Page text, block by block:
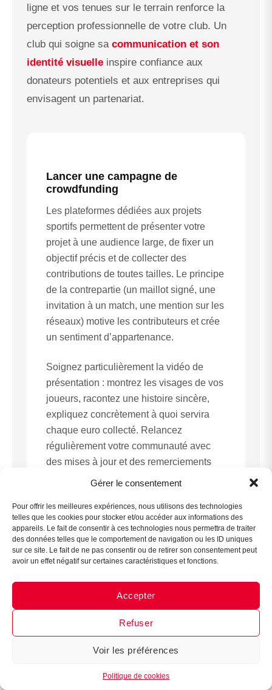
Gérer le consentement
Pour offrir les meilleures expériences, nous utilisons des technologies
telles que les cookies pour stocker et/ou accéder aux informations des
appareils. Le fait de consentir à ces technologies nous permettra de traiter
des données telles que le comportement de navigation ou les ID uniques
sur ce site. Le fait de ne pas consentir ou de retirer son consentement peut
avoir un effet négatif sur certaines caractéristiques et fonctions.
Accepter
Refuser
Voir les préférences
Politique de cookies
Messenger · Instagram
ligne et vos tenues sur le terrain renforce la
perception professionnelle de votre club. Un
club qui soigne sa communication et son
identité visuelle inspire confiance aux
donateurs potentiels et aux entreprises qui
envisagent un partenariat.
Lancer une campagne de
crowdfunding
Les plateformes dédiées aux projets
sportifs permettent de présenter votre
projet à une audience large, de fixer un
objectif précis et de collecter des
contributions de toutes tailles. Le principe
de la contrepartie (un maillot signé, une
invitation à un match, une mention sur les
réseaux) motive les contributeurs et crée
un sentiment d’appartenance.
Soignez particulièrement la vidéo de
présentation : montrez les visages de vos
joueurs, racontez une histoire sincère,
expliquez concrètement à quoi servira
chaque euro collecté. Relancez
régulièrement votre communauté avec
des mises à jour et des remerciements
Facebook, Instagram et TikTok offrent des
progression vers l’objectif, posts de
défis viraux impliquant joueurs et